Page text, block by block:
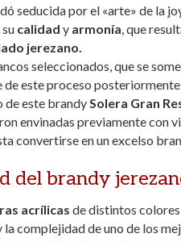
seducida por el «arte» de la
calidad y armonía , que
jerezano.
seleccionados, que se
este proceso
de este brandy Solera Gran
envinadas previamente con
convertirse en un excelso
del brandy
acrílicas de distintos
complejidad de uno de los